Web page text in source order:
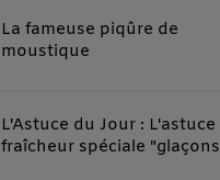
La fameuse piqûre de
moustique
L'Astuce du Jour : L'astuce
fraîcheur spéciale "glaçons